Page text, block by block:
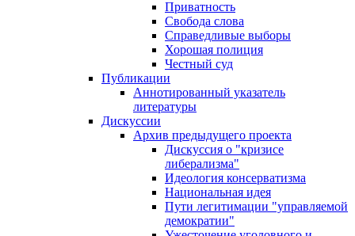
Приватность
Свобода слова
Справедливые выборы
Хорошая полиция
Честный суд
Публикации
Аннотированный указатель
литературы
Дискуссии
Архив предыдущего проекта
Дискуссия о "кризисе
либерализма"
Идеология консерватизма
Национальная идея
Пути легитимации "управляемой
демократии"